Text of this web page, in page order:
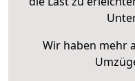
Wir haben mehr